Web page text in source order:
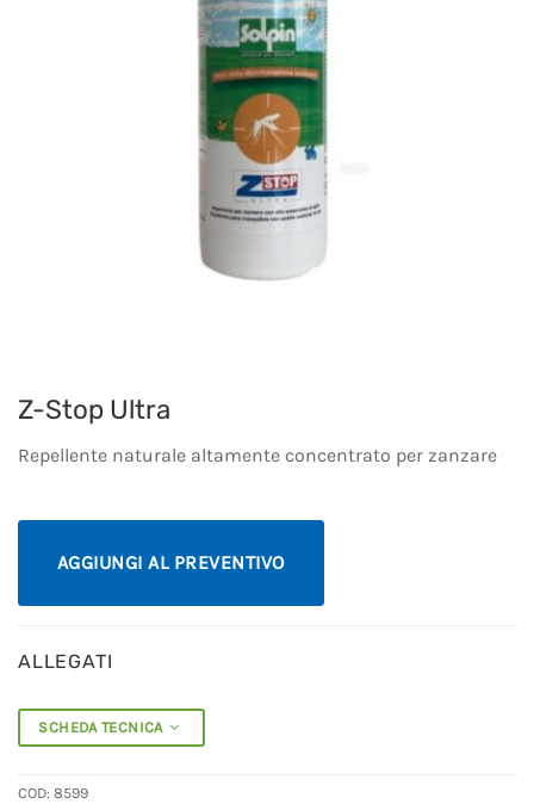
Z-Stop Ultra
Repellente naturale altamente concentrato per zanzare
AGGIUNGI AL PREVENTIVO
ALLEGATI
SCHEDA TECNICA
COD: 8599